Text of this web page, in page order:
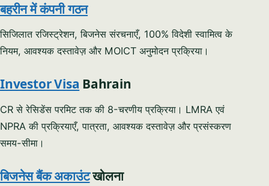
बहरीन में कंपनी गठन
सिजिलात रजिस्ट्रेशन, बिजनेस संरचनाएँ, 100% विदेशी स्वामित्व के
नियम, आवश्यक दस्तावेज़ और MOICT अनुमोदन प्रक्रिया।
Investor Visa Bahrain
CR से रेसिडेंस परमिट तक की 8-चरणीय प्रक्रिया। LMRA एवं
NPRA की प्रक्रियाएँ, पात्रता, आवश्यक दस्तावेज़ और प्रसंस्करण
समय-सीमा।
बिजनेस बैंक अकाउंटखोलना